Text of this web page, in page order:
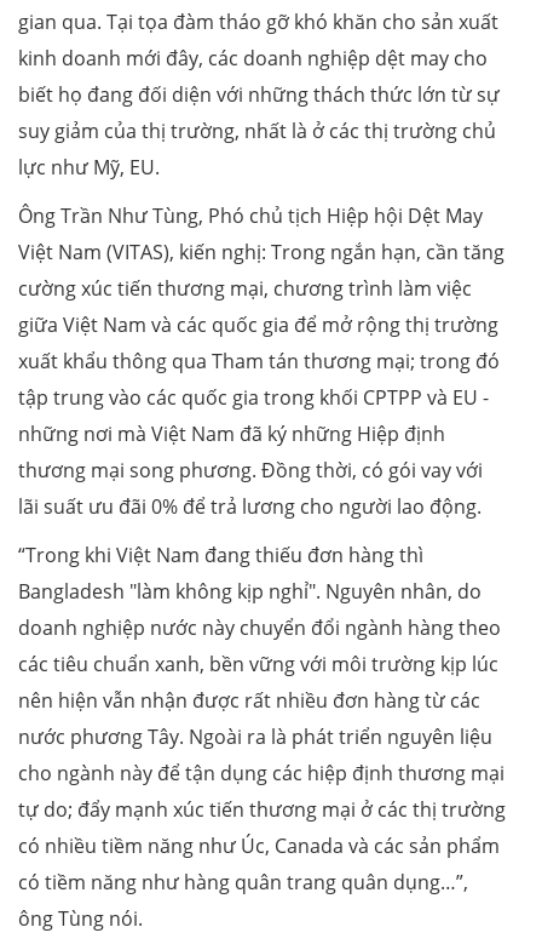
gian qua. Tại tọa đàm tháo gỡ khó khăn cho sản xuất
kinh doanh mới đây, các doanh nghiệp dệt may cho
biết họ đang đối diện với những thách thức lớn từ sự
suy giảm của thị trường, nhất là ở các thị trường chủ
lực như Mỹ, EU.
Ông Trần Như Tùng, Phó chủ tịch Hiệp hội Dệt May
Việt Nam (VITAS), kiến nghị: Trong ngắn hạn, cần tăng
cường xúc tiến thương mại, chương trình làm việc
giữa Việt Nam và các quốc gia để mở rộng thị trường
xuất khẩu thông qua Tham tán thương mại; trong đó
tập trung vào các quốc gia trong khối CPTPP và EU -
những nơi mà Việt Nam đã ký những Hiệp định
thương mại song phương. Đồng thời, có gói vay với
lãi suất ưu đãi 0% để trả lương cho người lao động.
“Trong khi Việt Nam đang thiếu đơn hàng thì
Bangladesh "làm không kịp nghỉ". Nguyên nhân, do
doanh nghiệp nước này chuyển đổi ngành hàng theo
các tiêu chuẩn xanh, bền vững với môi trường kịp lúc
nên hiện vẫn nhận được rất nhiều đơn hàng từ các
nước phương Tây. Ngoài ra là phát triển nguyên liệu
cho ngành này để tận dụng các hiệp định thương mại
tự do; đẩy mạnh xúc tiến thương mại ở các thị trường
có nhiều tiềm năng như Úc, Canada và các sản phẩm
có tiềm năng như hàng quân trang quân dụng…”,
ông Tùng nói.